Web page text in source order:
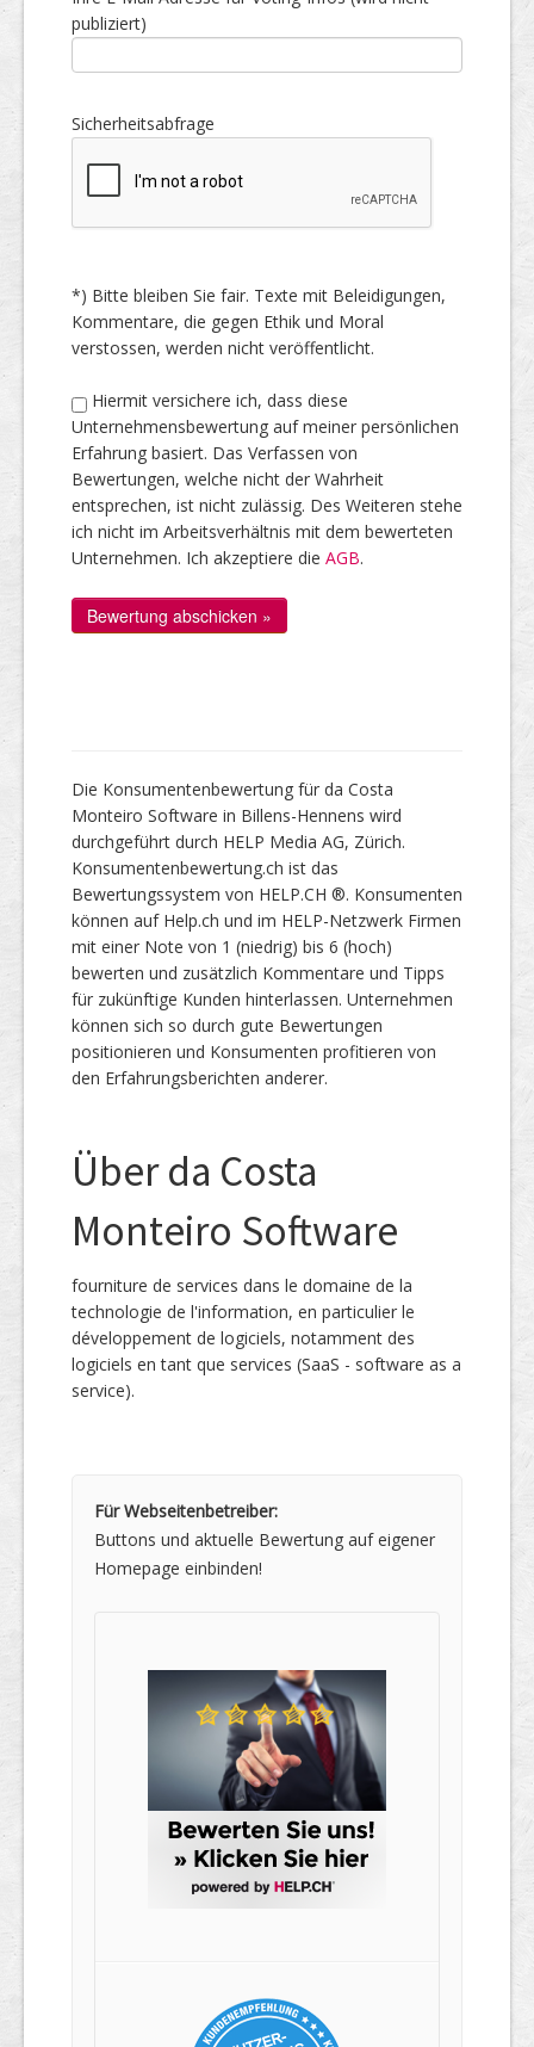
publiziert)
Sicherheitsabfrage
*) Bitte bleiben Sie fair. Texte mit Beleidigungen,
Kommentare, die gegen Ethik und Moral
verstossen, werden nicht veröffentlicht.
Hiermit versichere ich, dass diese
Unternehmensbewertung auf meiner persönlichen
Erfahrung basiert. Das Verfassen von
Bewertungen, welche nicht der Wahrheit
entsprechen, ist nicht zulässig. Des Weiteren stehe
ich nicht im Arbeitsverhältnis mit dem bewerteten
Unternehmen. Ich akzeptiere die AGB.
Die Konsumentenbewertung für da Costa
Monteiro Software in Billens-Hennens wird
durchgeführt durch HELP Media AG, Zürich.
Konsumentenbewertung.ch ist das
Bewertungssystem von HELP.CH ®. Konsumenten
können auf Help.ch und im HELP-Netzwerk Firmen
mit einer Note von 1 (niedrig) bis 6 (hoch)
bewerten und zusätzlich Kommentare und Tipps
für zukünftige Kunden hinterlassen. Unternehmen
können sich so durch gute Bewertungen
positionieren und Konsumenten profitieren von
den Erfahrungsberichten anderer.
Über da Costa
Monteiro Software
fourniture de services dans le domaine de la
technologie de l'information, en particulier le
développement de logiciels, notamment des
logiciels en tant que services (SaaS - software as a
service).
Für Webseitenbetreiber:
Buttons und aktuelle Bewertung auf eigener
Homepage einbinden!